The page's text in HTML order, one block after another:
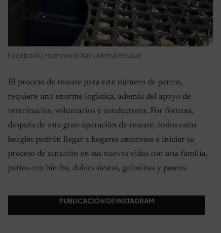
Facebook/ Homeward Trails Animal Rescue
El proceso de rescate para este número de perros,
requiere una enorme logística, además del apoyo de
veterinarios, voluntarios y conductores. Por fortuna,
después de esta gran operación de rescate, todos estos
beagles podrán llegar a hogares amorosos e iniciar su
proceso de sanación en sus nuevas vidas con una familia,
patios con hierba, dulces siestas, golosinas y paseos.
PUBLICACIÓN DE INSTAGRAM